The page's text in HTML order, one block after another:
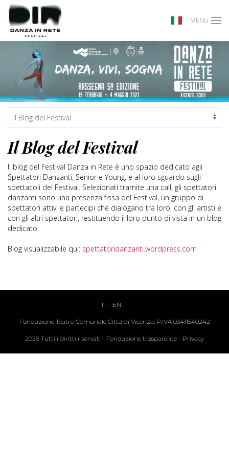
MENU
Il Blog del Festival
Il blog del Festival Danza in Rete è uno spazio dedicato agli
Spettatori Danzanti, Senior e Young, e al loro sguardo sugli
spettacoli del Festival. Selezionati tramite una call, gli spettatori
danzanti sono una presenza fissa del Festival, un gruppo di
spettatori attivi e partecipi che dialogano tra loro, con gli artisti e
con gli altri spettatori, restituendo il loro punto di vista in un blog
dedicato.
Blog visualizzabile qui: spettatoridanzanti.wordpress.com
IT - EN
Fondazione Teatro Comunale Città di Vicenza, P.IVA 03411540242
2026 Tutti i diritti riservati - Fondazione trasparente - Privacy